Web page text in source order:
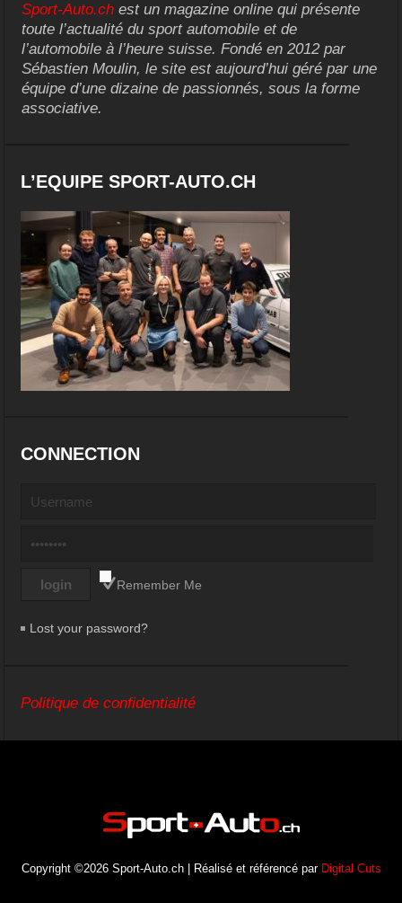
Sport-Auto.ch est un magazine online qui présente
toute l’actualité du sport automobile et de
l’automobile à l’heure suisse. Fondé en 2012 par
Sébastien Moulin, le site est aujourd’hui géré par une
équipe d’une dizaine de passionnés, sous la forme
associative.
L’EQUIPE SPORT-AUTO.CH
CONNECTION
Remember Me
Lost your password?
Politique de confidentialité
Copyright ©2026 Sport-Auto.ch | Réalisé et référencé par Digital Cuts